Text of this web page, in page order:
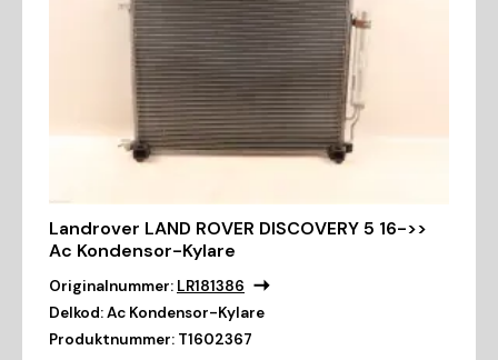
Landrover LAND ROVER DISCOVERY 5 16->>
Ac Kondensor-Kylare
Originalnummer: LR181386
Delkod:Ac Kondensor-Kylare
Produktnummer: T1602367